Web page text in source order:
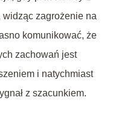
zagrożenie na
komunikować, że
zachowań jest
i natychmiast
z szacunkiem.